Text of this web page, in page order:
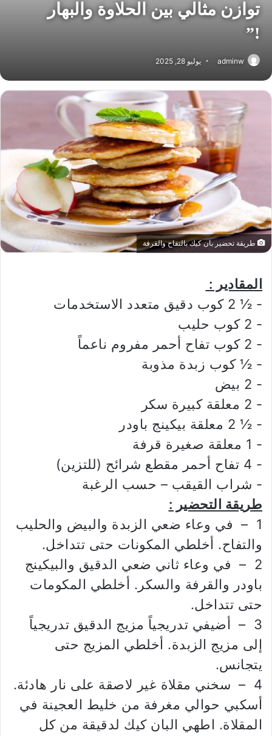
توازن مثالي بين الحلاوة والبهار
!”
adminw يوليو 28, 2025
طريقة تحضير بان كيك بالتفاح والقرفة
المقادير :
‏- ½ 2 كوب دقيق متعدد الاستخدمات
‏- 2 كوب حليب
‏- 2 كوب تفاح أحمر مفروم ناعماً
‏- ½ كوب زبدة مذوبة
‏- 2 بيض
‏- 2 معلقة كبيرة سكر
‏- ½ 2 معلقة بيكينج باودر
‏- 1 معلقة صغيرة قرفة
‏- 4 تفاح أحمر مقطع شرائح (للتزين)
‏- شراب القيقب – حسب الرغبة
طريقة التحضير :
1 – في وعاء ضعي الزبدة والبيض والحليب
والتفاح. أخلطي المكونات حتى تتداخل.
2 – في وعاء ثاني ضعي الدقيق والبيكينج
باودر والقرفة والسكر. أخلطي المكومات
حتى تتداخل.
3 – أضيفي تدريجياً مزيج الدقيق تدريجياً
إلى مزيج الزبدة. أخلطي المزيج حتى
يتجانس.
4 – سخني مقلاة غير لاصقة على نار هادئة.
أسكبي حوالي مغرفة من خليط العجينة في
المقلاة. اطهي البان كيك لدقيقة من كل